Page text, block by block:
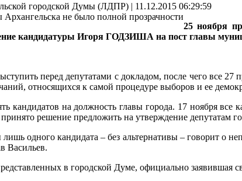
городской Думы (ЛДПР) | 11.12.2015 06:29:59
25 ноября
кандидатуры Игоря ГОДЗИША на пост главы
перед депутатами с докладом, после чего все
относящихся к самой процедуре выборов и ее
кандидатов на должность главы города. 17 ноября
решение предложить на утверждение депутатам
одного кандидата – без альтернативы – говорит о
Васильев.
в городской Думе, официально заявившая